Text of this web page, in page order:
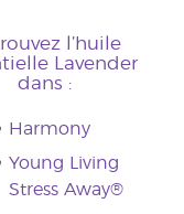
l’huile
Lavender
dans :
Harmony
Young Living
Stress Away®